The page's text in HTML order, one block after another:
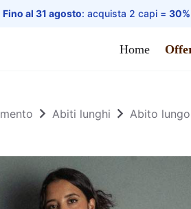
Fino al 31 agosto: acquista 2 capi =
Home
Abiti lunghi Abito